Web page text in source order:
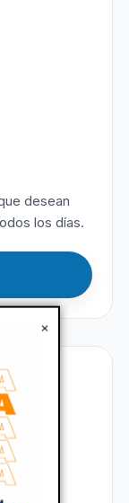
×
desean
los días.